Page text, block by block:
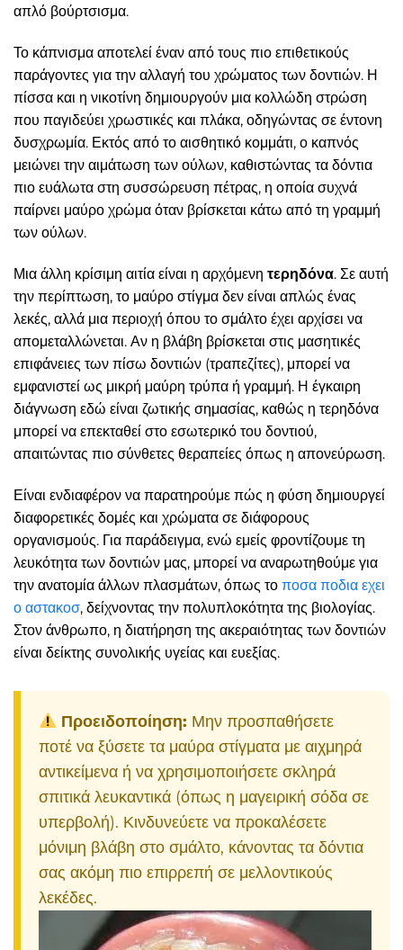
απλό βούρτσισμα.
Το κάπνισμα αποτελεί έναν από τους πιο επιθετικούς
παράγοντες για την αλλαγή του χρώματος των δοντιών. Η
πίσσα και η νικοτίνη δημιουργούν μια κολλώδη στρώση
που παγιδεύει χρωστικές και πλάκα, οδηγώντας σε έντονη
δυσχρωμία. Εκτός από το αισθητικό κομμάτι, ο καπνός
μειώνει την αιμάτωση των ούλων, καθιστώντας τα δόντια
πιο ευάλωτα στη συσσώρευση πέτρας, η οποία συχνά
παίρνει μαύρο χρώμα όταν βρίσκεται κάτω από τη γραμμή
των ούλων.
Μια άλλη κρίσιμη αιτία είναι η αρχόμενη τερηδόνα. Σε αυτή
την περίπτωση, το μαύρο στίγμα δεν είναι απλώς ένας
λεκές, αλλά μια περιοχή όπου το σμάλτο έχει αρχίσει να
απομεταλλώνεται. Αν η βλάβη βρίσκεται στις μασητικές
επιφάνειες των πίσω δοντιών (τραπεζίτες), μπορεί να
εμφανιστεί ως μικρή μαύρη τρύπα ή γραμμή. Η έγκαιρη
διάγνωση εδώ είναι ζωτικής σημασίας, καθώς η τερηδόνα
μπορεί να επεκταθεί στο εσωτερικό του δοντιού,
απαιτώντας πιο σύνθετες θεραπείες όπως η απονεύρωση.
Είναι ενδιαφέρον να παρατηρούμε πώς η φύση δημιουργεί
διαφορετικές δομές και χρώματα σε διάφορους
οργανισμούς. Για παράδειγμα, ενώ εμείς φροντίζουμε τη
λευκότητα των δοντιών μας, μπορεί να αναρωτηθούμε για
την ανατομία άλλων πλασμάτων, όπως το ποσα ποδια εχει
ο αστακοσ, δείχνοντας την πολυπλοκότητα της βιολογίας.
Στον άνθρωπο, η διατήρηση της ακεραιότητας των δοντιών
είναι δείκτης συνολικής υγείας και ευεξίας.
Προειδοποίηση: Μην προσπαθήσετε
ποτέ να ξύσετε τα μαύρα στίγματα με αιχμηρά
αντικείμενα ή να χρησιμοποιήσετε σκληρά
σπιτικά λευκαντικά (όπως η μαγειρική σόδα σε
υπερβολή). Κινδυνεύετε να προκαλέσετε
μόνιμη βλάβη στο σμάλτο, κάνοντας τα δόντια
σας ακόμη πιο επιρρεπή σε μελλοντικούς
λεκέδες.